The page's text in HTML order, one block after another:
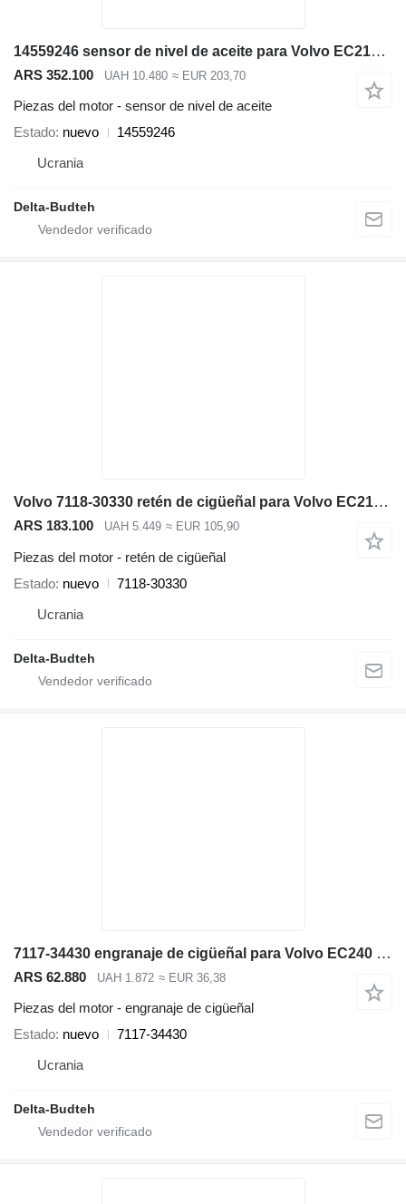
14559246 sensor de nivel de aceite para Volvo EC210B excavadora
ARS 352.100 UAH 10.480 ≈ EUR 203,70
Piezas del motor - sensor de nivel de aceite
Estado nuevo
14559246
Ucrania
Delta-Budteh
Volvo 7118-30330 retén de cigüeñal para Volvo EC210 LC excavadora
ARS 183.100 UAH 5.449 ≈ EUR 105,90
Piezas del motor - retén de cigüeñal
Estado nuevo
7118-30330
Ucrania
Delta-Budteh
7117-34430 engranaje de cigüeñal para Volvo EC240 LC excavadora
ARS 62.880 UAH 1.872 ≈ EUR 36,38
Piezas del motor - engranaje de cigüeñal
Estado nuevo
7117-34430
Ucrania
Delta-Budteh